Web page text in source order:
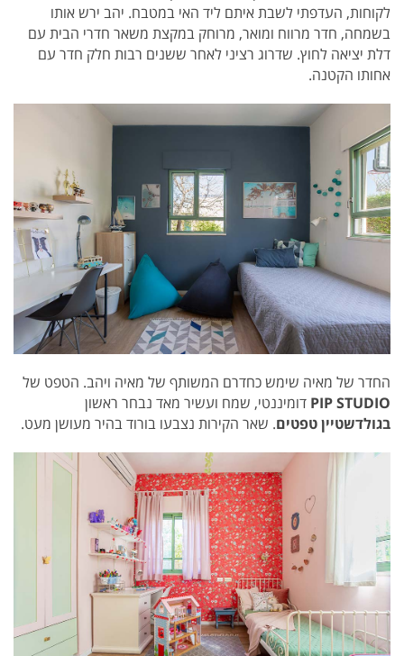
לקוחות, העדפתי לשבת איתם ליד האי במטבח. יהב ירש אותו
בשמחה, חדר מרווח ומואר, מרוחק במקצת משאר חדרי הבית עם
דלת יציאה לחוץ. שדרוג רציני לאחר ששנים רבות חלק חדר עם
אחותו הקטנה.
החדר של מאיה שימש כחדרם המשותף של מאיה ויהב. הטפט של
PIP STUDIO דומיננטי, שמח ועשיר מאד נבחר ראשון
בגולדשטיין טפטים. שאר הקירות נצבעו בורוד בהיר מעושן מעט.